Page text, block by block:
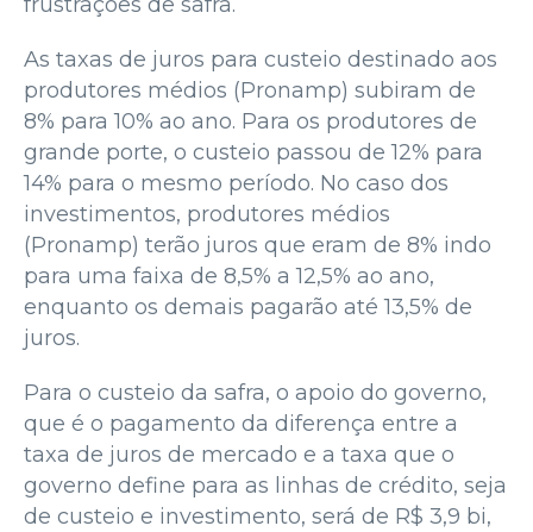
As taxas de juros para custeio destinado aos
produtores médios (Pronamp) subiram de
8% para 10% ao ano. Para os produtores de
grande porte, o custeio passou de 12% para
14% para o mesmo período. No caso dos
investimentos, produtores médios
(Pronamp) terão juros que eram de 8% indo
para uma faixa de 8,5% a 12,5% ao ano,
enquanto os demais pagarão até 13,5% de
juros.
Para o custeio da safra, o apoio do governo,
que é o pagamento da diferença entre a
taxa de juros de mercado e a taxa que o
governo define para as linhas de crédito, seja
de custeio e investimento, será de R$ 3,9 bi,